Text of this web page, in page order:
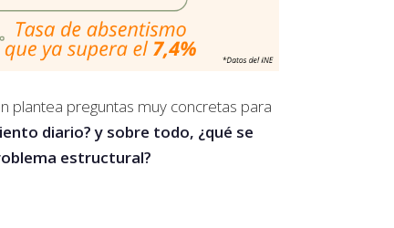
plantea preguntas muy concretas para
diario? y sobre todo, ¿qué se
estructural?